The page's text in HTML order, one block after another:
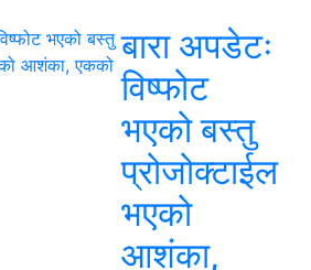
बारा अपडेटः
विष्फोट
भएको बस्तु
प्रोजोक्टाईल
भएको
आशंका,